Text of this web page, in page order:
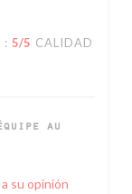
: 5/5 CALIDAD
au
su opinión